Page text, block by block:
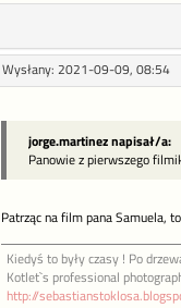
Wysłany: 2021-09-09, 08:54
jorge.martinez napisał/a:
Panowie z pierwszego
Patrząc na film pana Samuela,
Kiedyś to były czasy ! Po
Kotlet`s professional
http://